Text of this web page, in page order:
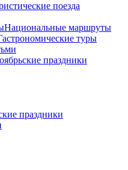
поезда
Национальные маршруты
туры
праздники
праздники